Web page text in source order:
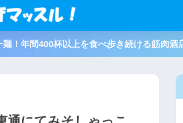
麺！年間400杯以上を食べ歩き続ける筋肉酒